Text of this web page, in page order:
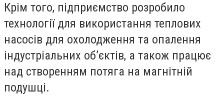
Крім того, підприємство розробило
технології для використання теплових
насосів для охолодження та опалення
індустріальних об’єктів, а також працює
над створенням потяга на магнітній
подушці.